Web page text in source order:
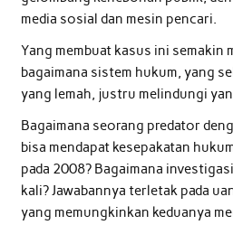
media sosial dan mesin pencari.
Yang membuat kasus ini semakin
bagaimana sistem hukum, yang
yang lemah, justru melindungi
Bagaimana seorang predator
bisa mendapat kesepakatan
pada 2008? Bagaimana
kali? Jawabannya terletak pada
yang memungkinkan keduanya